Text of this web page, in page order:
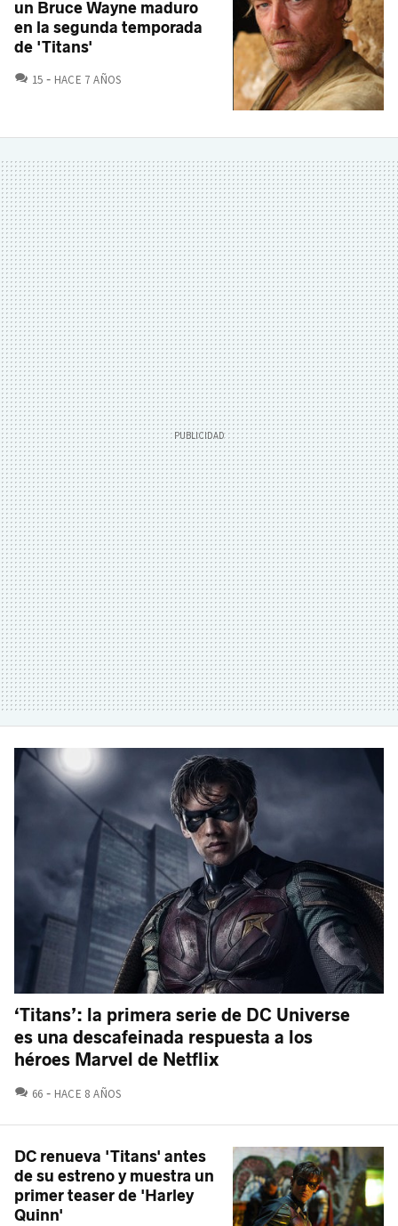
un Bruce Wayne maduro
en la segunda temporada
de 'Titans'
15 COMENTARIOS
HACE 7 AÑOS
‘Titans’: la primera serie de DC Universe
es una descafeinada respuesta a los
héroes Marvel de Netflix
66 COMENTARIOS
HACE 8 AÑOS
DC renueva 'Titans' antes
de su estreno y muestra un
primer teaser de 'Harley
Quinn'